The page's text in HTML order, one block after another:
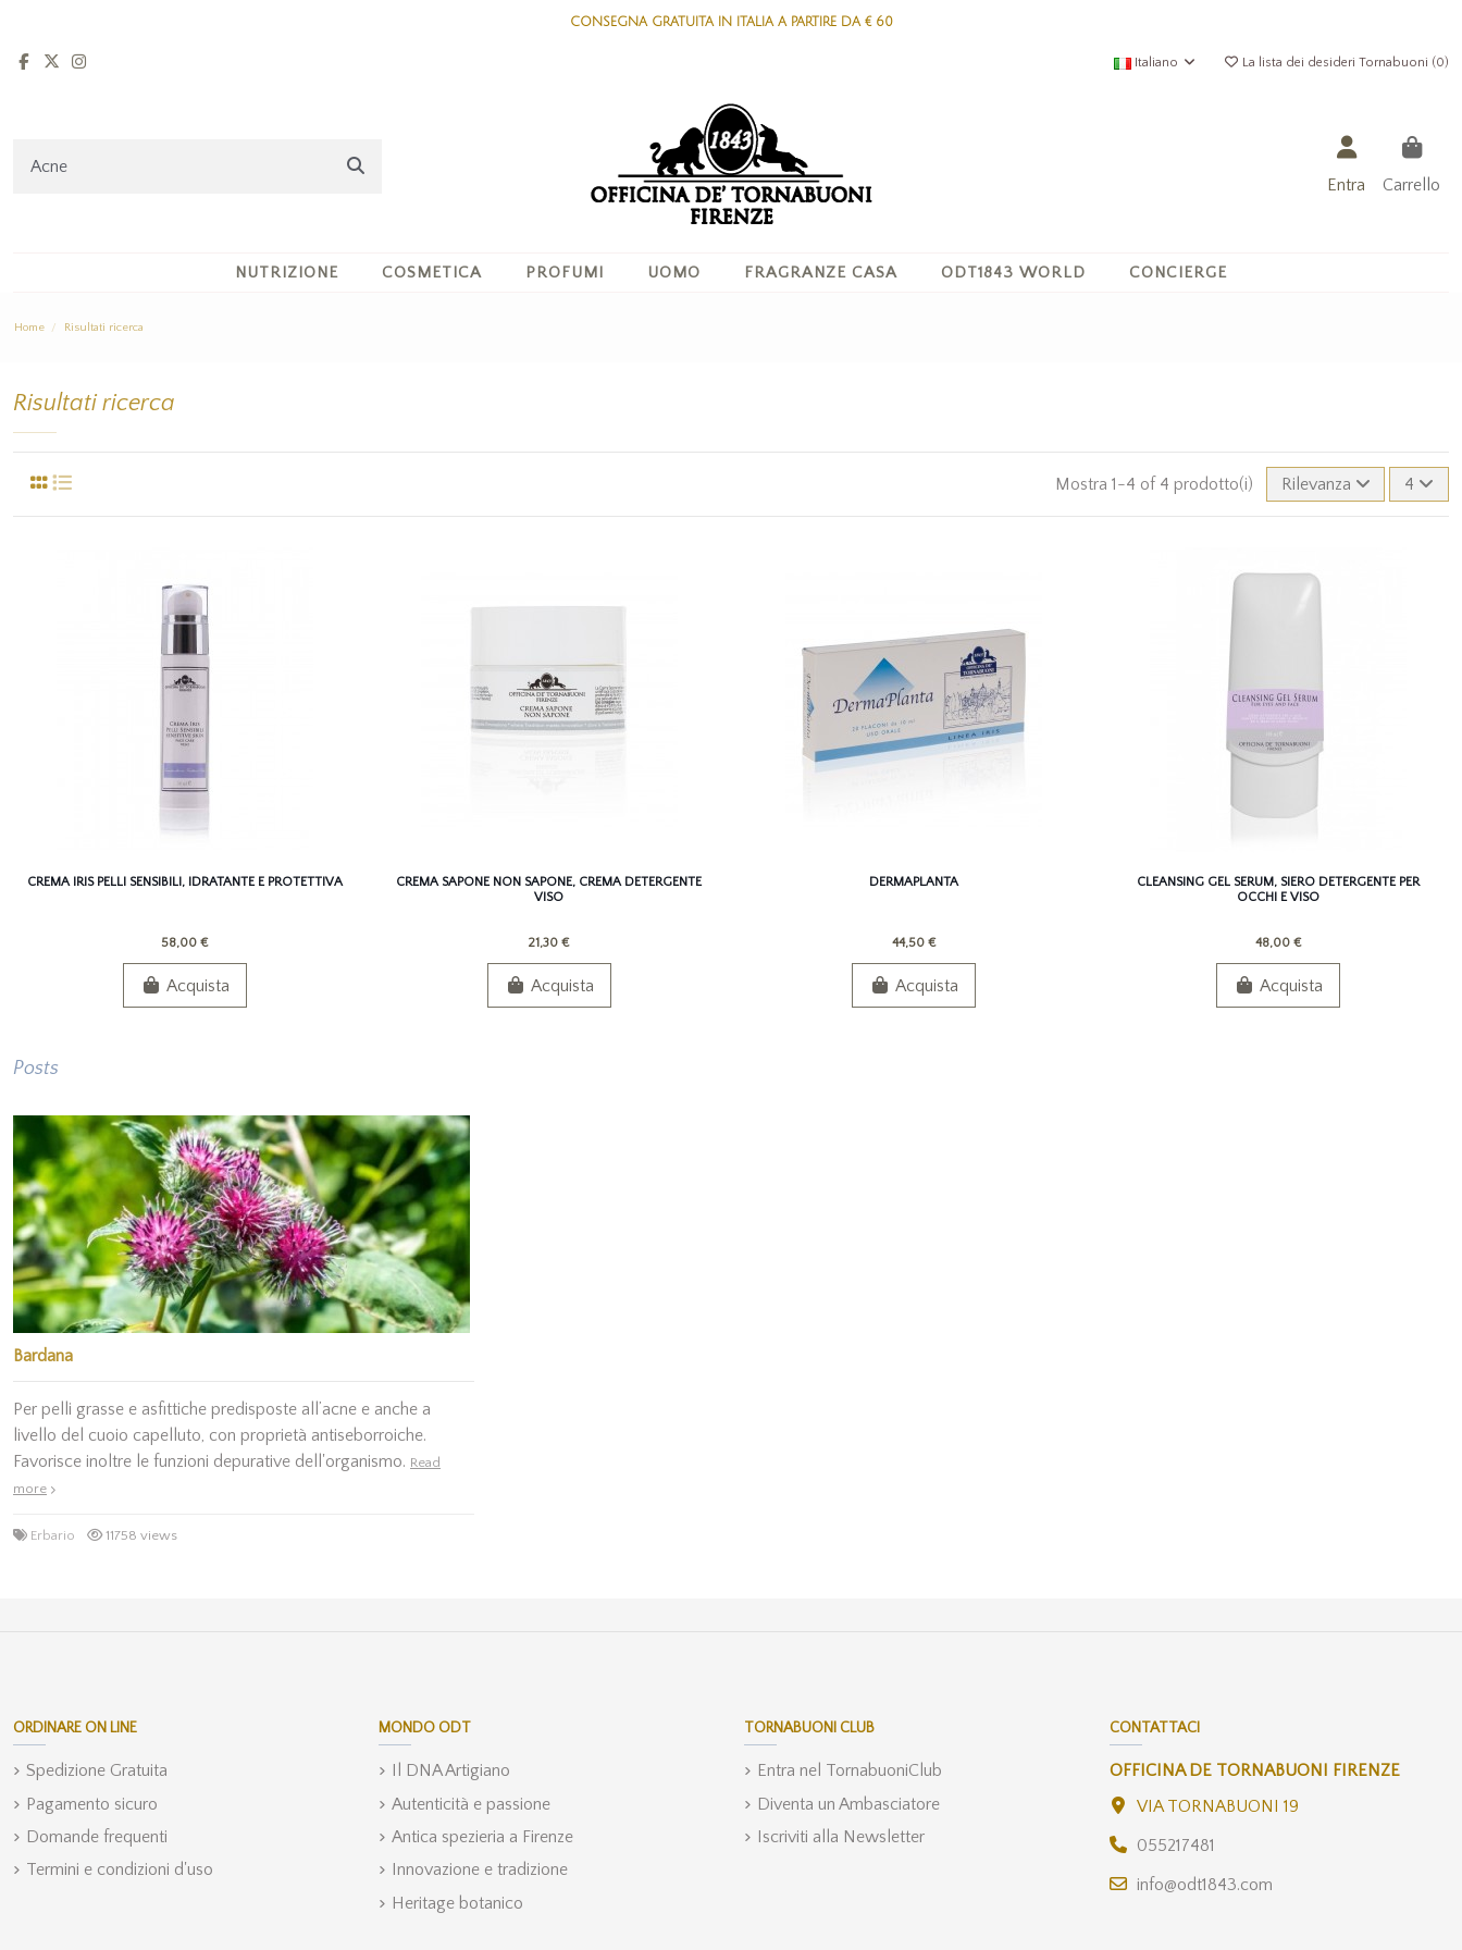
CONSEGNA GRATUITA IN ITALIA A PARTIRE DA € 60
Italiano La lista dei desideri Tornabuoni (0)
Entra Carrello
NUTRIZIONE COSMETICA PROFUMI UOMO FRAGRANZE CASA ODT1843 WORLD CONCIERGE
Home Risultati ricerca
Risultati ricerca
Mostra 1-4 of 4 prodotto(i) Rilevanza 4
CREMA IRIS PELLI SENSIBILI, IDRATANTE E PROTETTIVA
58,00 €
Acquista
CREMA SAPONE NON SAPONE, CREMA DETERGENTE
VISO
21,30 €
Acquista
DERMAPLANTA
44,50 €
Acquista
CLEANSING GEL SERUM, SIERO DETERGENTE PER
OCCHI E VISO
48,00 €
Acquista
Posts
Bardana
Per pelli grasse e asfittiche predisposte all’acne e anche a
livello del cuoio capelluto, con proprietà antiseborroiche.
Favorisce inoltre le funzioni depurative dell'organismo. Read
more
Erbario 11758 views
ORDINARE ON LINE
Spedizione Gratuita
Pagamento sicuro
Domande frequenti
Termini e condizioni d'uso
MONDO ODT
Il DNA Artigiano
Autenticità e passione
Antica spezieria a Firenze
Innovazione e tradizione
Heritage botanico
TORNABUONI CLUB
Entra nel TornabuoniClub
Diventa un Ambasciatore
Iscriviti alla Newsletter
CONTATTACI
OFFICINA DE TORNABUONI FIRENZE
VIA TORNABUONI 19
055217481
info@odt1843.com